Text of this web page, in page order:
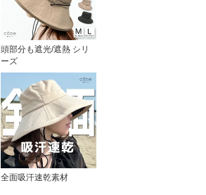
頭部分も遮光/遮熱 シリ
ーズ
全面吸汗速乾素材